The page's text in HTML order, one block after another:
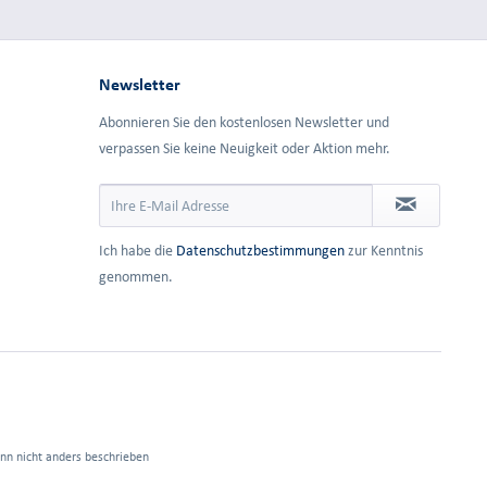
Newsletter
Abonnieren Sie den kostenlosen Newsletter und
verpassen Sie keine Neuigkeit oder Aktion mehr.
Ich habe die Datenschutzbestimmungen zur Kenntnis
genommen.
nicht anders beschrieben